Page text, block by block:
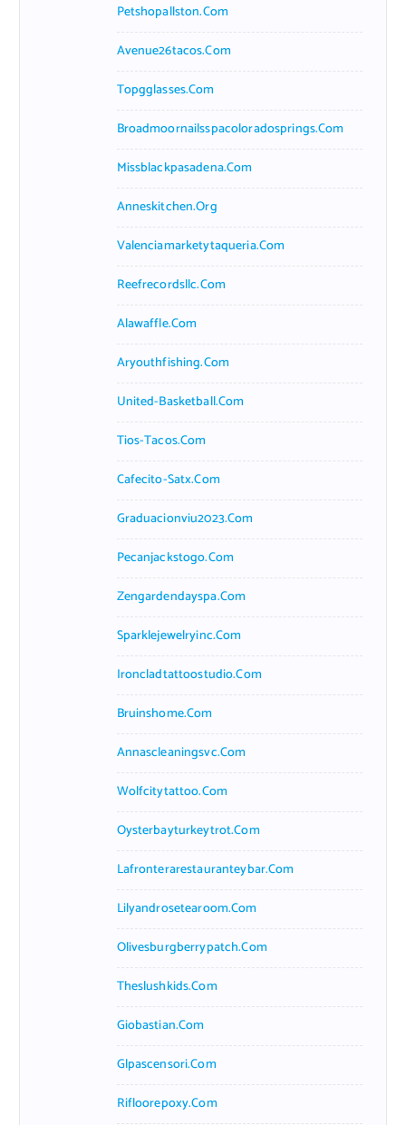
Petshopallston.com
Avenue26tacos.com
Topgglasses.com
Broadmoornailsspacoloradosprings.com
Missblackpasadena.com
Anneskitchen.org
Valenciamarketytaqueria.com
Reefrecordsllc.com
Alawaffle.com
Aryouthfishing.com
United-Basketball.com
Tios-Tacos.com
Cafecito-Satx.com
Graduacionviu2023.com
Pecanjackstogo.com
Zengardendayspa.com
Sparklejewelryinc.com
Ironcladtattoostudio.com
Bruinshome.com
Annascleaningsvc.com
Wolfcitytattoo.com
Oysterbayturkeytrot.com
Lafronterarestauranteybar.com
Lilyandrosetearoom.com
Olivesburgberrypatch.com
Theslushkids.com
Giobastian.com
Glpascensori.com
Rifloorepoxy.com